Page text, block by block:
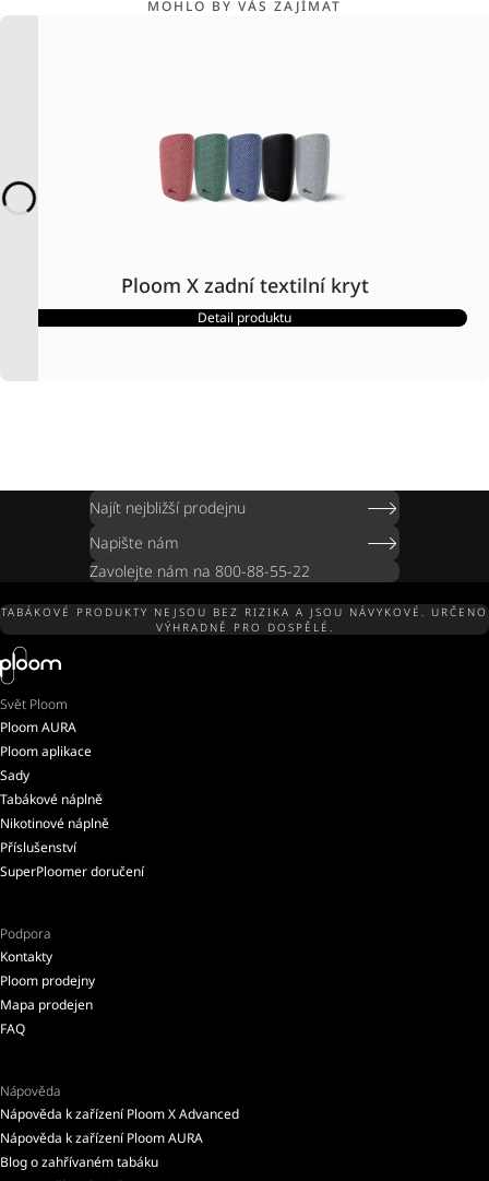
MOHLO BY VÁS ZAJÍMAT
Ploom X zadní textilní kryt
Detail produktu
Najít nejbližší prodejnu
Napište nám
Zavolejte nám na 800-88-55-22
TABÁKOVÉ PRODUKTY NEJSOU BEZ RIZIKA A JSOU NÁVYKOVÉ. URČENO
VÝHRADNĚ PRO DOSPĚLÉ.
Svět Ploom
Ploom AURA
Ploom aplikace
Sady
Tabákové náplně
Nikotinové náplně
Příslušenství
SuperPloomer doručení
Podpora
Kontakty
Ploom prodejny
Mapa prodejen
FAQ
Nápověda
Nápověda k zařízení Ploom X Advanced
Nápověda k zařízení Ploom AURA
Blog o zahřívaném tabáku